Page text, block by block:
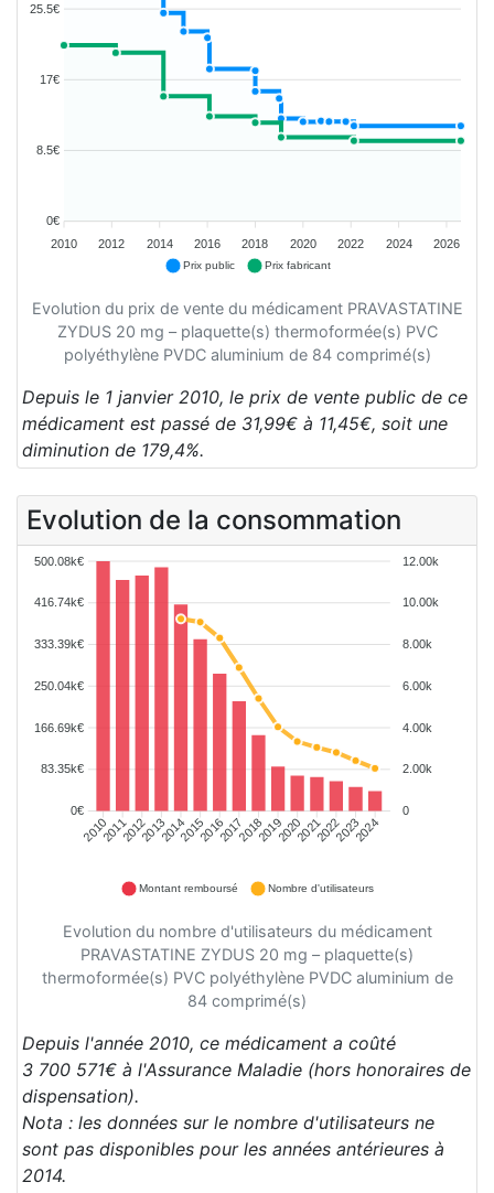
25.5€
17€
8.5€
0€
2010
2012 2014 2016 2018 2020 2022 2024 2026
Prix public Prix fabricant
Evolution du prix de vente du médicament PRAVASTATINE
ZYDUS 20 mg – plaquette(s) thermoformée(s) PVC
polyéthylène PVDC aluminium de 84 comprimé(s)
Depuis le 1 janvier 2010, le prix de vente public de ce
médicament est passé de 31,99€ à 11,45€, soit une
diminution de 179,4%.
Evolution de la consommation
201020112012201320142015201620172018201920202021202220232024
12.00k
10.00k
8.00k
6.00k
4.00k
2.00k
0
500.08k€
416.74k€
333.39k€
250.04k€
166.69k€
83.35k€
0€
Montant remboursé Nombre d'utilisateurs
Evolution du nombre d'utilisateurs du médicament
PRAVASTATINE ZYDUS 20 mg – plaquette(s)
thermoformée(s) PVC polyéthylène PVDC aluminium de
84 comprimé(s)
Depuis l'année 2010, ce médicament a coûté
3 700 571€ à l'Assurance Maladie (hors honoraires de
dispensation).
Nota : les données sur le nombre d'utilisateurs ne
sont pas disponibles pour les années antérieures à
2014.